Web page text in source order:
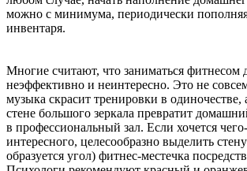
можно с минимума, периодически
инвентаря.
Многие считают, что заниматься фитнесом
неэффективно и неинтересно. Это не
музыка скрасит тренировки в одиночестве,
стене большого зеркала превратит
в профессиональный зал. Если хочется
интересного, целесообразно выделить
образуется угол) фитнес-местечка